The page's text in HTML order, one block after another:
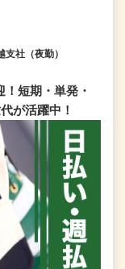
社（夜勤）
！短期・単発・
が活躍中！